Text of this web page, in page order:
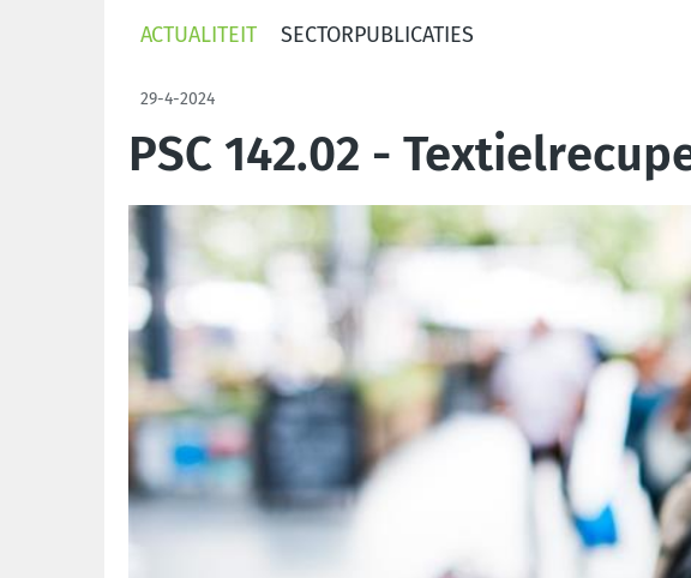
ACTUALITEIT SECTORPUBLICATIES
29-4-2024
PSC 142.02 -